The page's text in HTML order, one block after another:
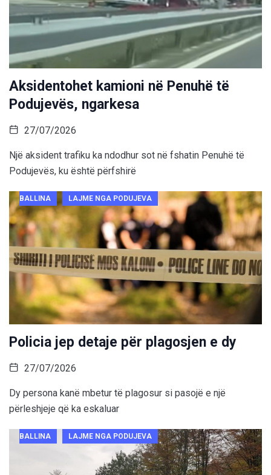
Aksidentohet kamioni në Penuhë të
Podujevës, ngarkesa
27/07/2026
Një aksident trafiku ka ndodhur sot në fshatin Penuhë të
Podujevës, ku është përfshirë
BALLINA LAJME NGA PODUJEVA
Policia jep detaje për plagosjen e dy
27/07/2026
Dy persona kanë mbetur të plagosur si pasojë e një
përleshjeje që ka eskaluar
BALLINA LAJME NGA PODUJEVA